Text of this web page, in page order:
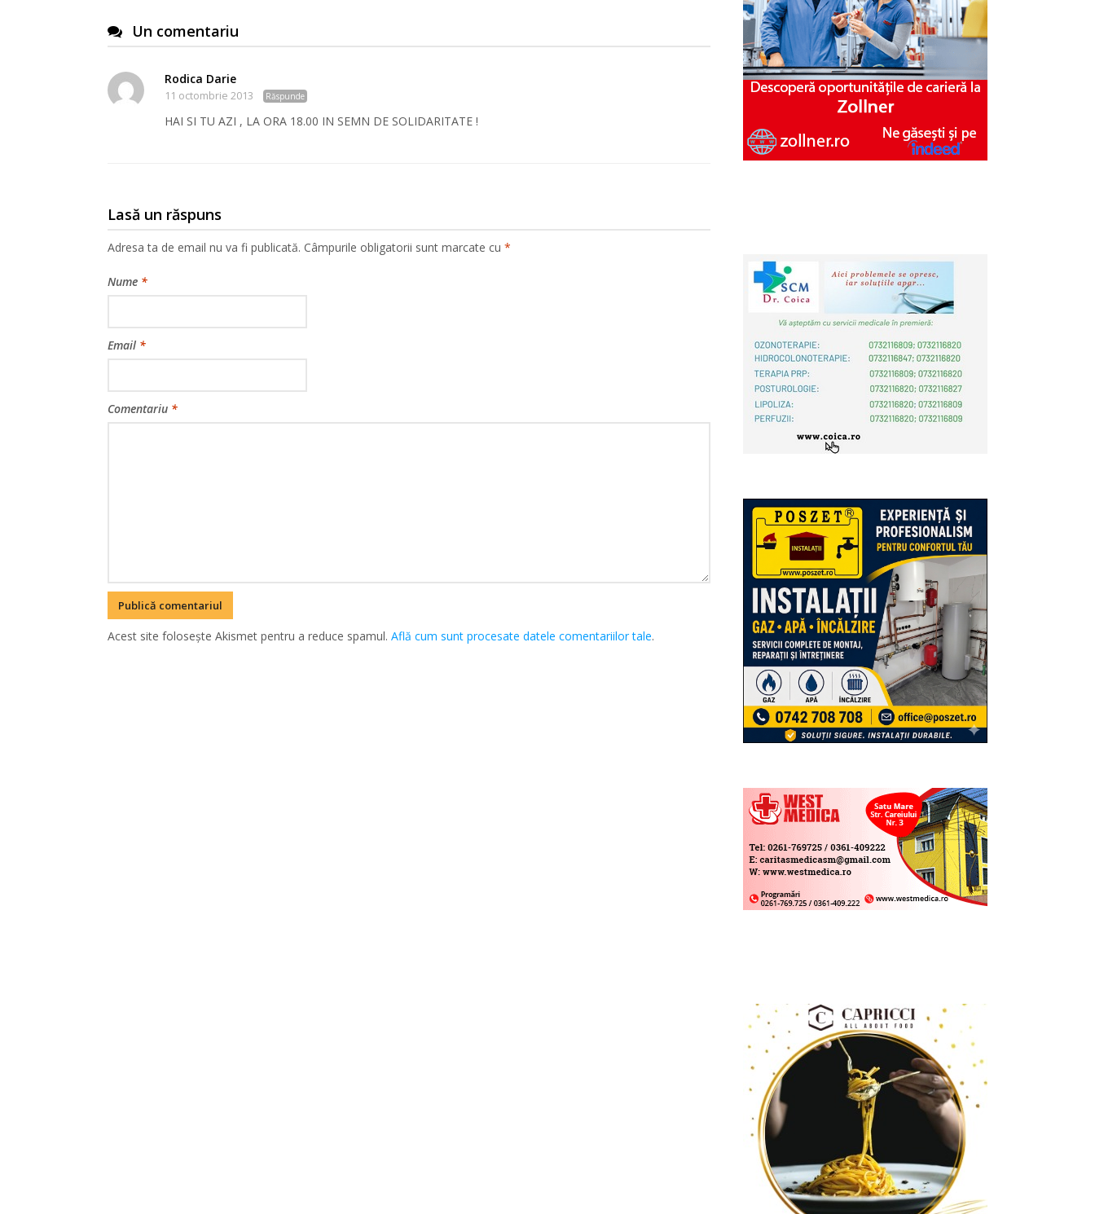
Un comentariu
Rodica Darie
11 octombrie 2013 Răspunde
HAI SI TU AZI , LA ORA 18.00 IN SEMN DE SOLIDARITATE !
Lasă un răspuns
Adresa ta de email nu va fi publicată. Câmpurile obligatorii sunt marcate cu *
Nume *
Email *
Comentariu *
Acest site folosește Akismet pentru a reduce spamul. Află cum sunt procesate datele comentariilor tale.